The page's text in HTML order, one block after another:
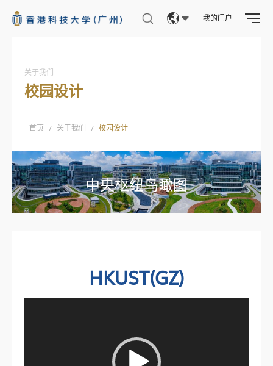
我的门户
关于我们
校园设计
首页 / 关于我们 / 校园设计
中央枢纽鸟瞰图
HKUST(GZ)